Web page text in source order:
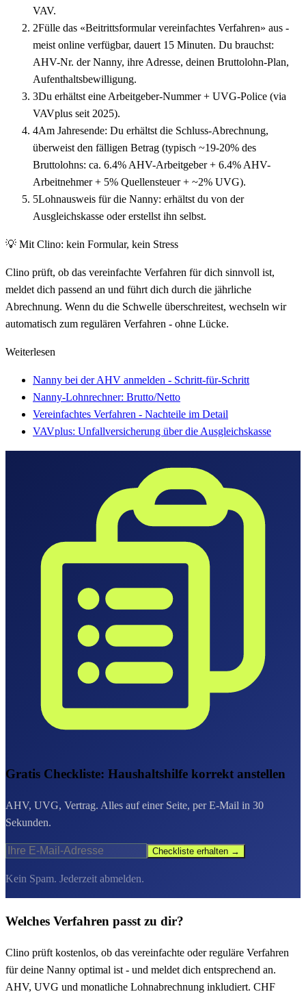
VAV.
2Fülle das «Beitrittsformular vereinfachtes Verfahren» aus -
meist online verfügbar, dauert 15 Minuten. Du brauchst:
AHV-Nr. der Nanny, ihre Adresse, deinen Bruttolohn-Plan,
Aufenthaltsbewilligung.
3Du erhältst eine Arbeitgeber-Nummer + UVG-Police (via
VAVplus seit 2025).
4Am Jahresende: Du erhältst die Schluss-Abrechnung,
überweist den fälligen Betrag (typisch ~19-20% des
Bruttolohns: ca. 6.4% AHV-Arbeitgeber + 6.4% AHV-
Arbeitnehmer + 5% Quellensteuer + ~2% UVG).
5Lohnausweis für die Nanny: erhältst du von der
Ausgleichskasse oder erstellst ihn selbst.
💡 Mit Clino: kein Formular, kein Stress
Clino prüft, ob das vereinfachte Verfahren für dich sinnvoll ist,
meldet dich passend an und führt dich durch die jährliche
Abrechnung. Wenn du die Schwelle überschreitest, wechseln wir
automatisch zum regulären Verfahren - ohne Lücke.
Weiterlesen
Nanny bei der AHV anmelden - Schritt-für-Schritt
Nanny-Lohnrechner: Brutto/Netto
Vereinfachtes Verfahren - Nachteile im Detail
VAVplus: Unfallversicherung über die Ausgleichskasse
Gratis Checkliste: Haushaltshilfe korrekt anstellen
AHV, UVG, Vertrag. Alles auf einer Seite, per E-Mail in 30
Sekunden.
Checkliste erhalten →
Kein Spam. Jederzeit abmelden.
Welches Verfahren passt zu dir?
Clino prüft kostenlos, ob das vereinfachte oder reguläre Verfahren
für deine Nanny optimal ist - und meldet dich entsprechend an.
AHV, UVG und monatliche Lohnabrechnung inkludiert. CHF